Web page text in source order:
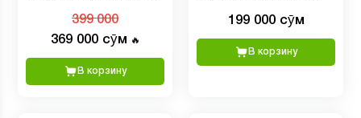
399 000
369 000 сӯм 🔥
В корзину
199 000 сӯм
В корзину